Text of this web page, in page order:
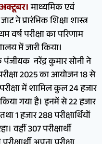
माध्यमिक एवं
ने प्रारंभिक शिक्षा शास्त्र
वर्ष परीक्षा का परिणाम
में जारी किया।
पंजीयक नरेंद्र कुमार सोनी ने
2025 का आयोजन 18 से
में शामिल कुल 24 हजार
किया गया है। इनमें से 22 हजार
1 हजार 288 परीक्षार्थियों
वहीं 307 परीक्षार्थी